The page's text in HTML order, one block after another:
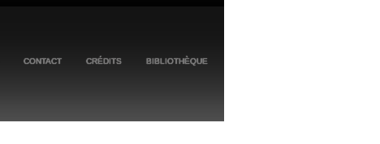
CONTACT CRÉDITS BIBLIOTHÈQUE